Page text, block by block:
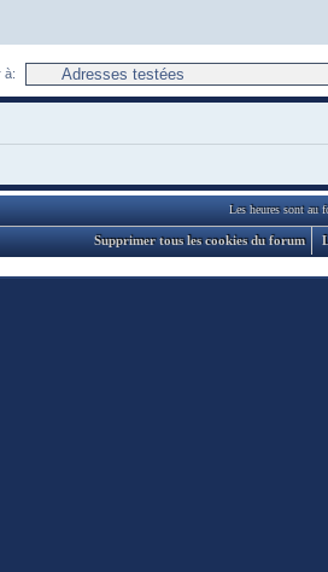
à:
Les heures sont au
Supprimer tous les cookies du forum